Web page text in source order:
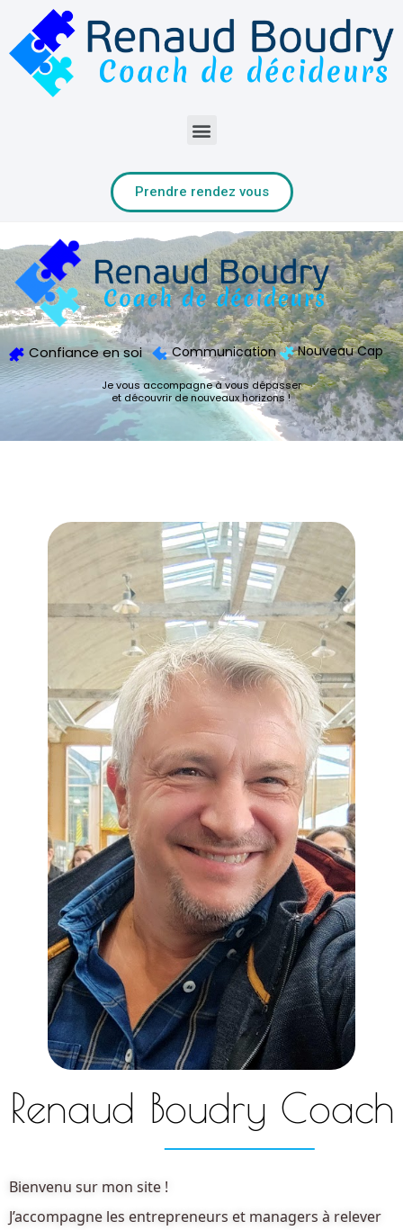
Prendre rendez vous
Confiance en soi Communication Nouveau Cap
Je vous accompagne à vous dépasser
et découvrir de nouveaux horizons !
Renaud Boudry Coach
Bienvenu sur mon site !
J’accompagne les entrepreneurs et managers à relever